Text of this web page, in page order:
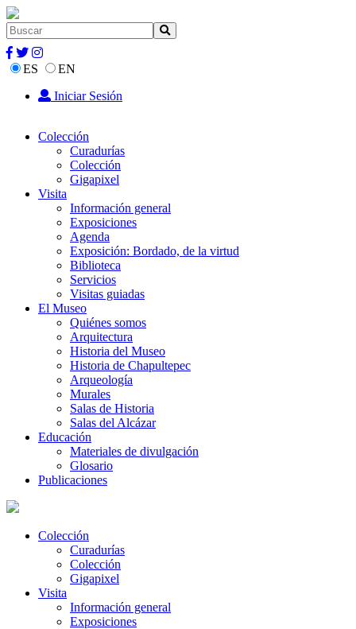
ES
EN
Iniciar Sesión
Colección
Curadurías
Colección
Gigapixel
Visita
Información general
Exposiciones
Agenda
Exposición: Bordado, de la virtud
Biblioteca
Servicios
Visitas guiadas
El Museo
Quiénes somos
Arquitectura
Historia del Museo
Historia de Chapultepec
Arqueología
Murales
Salas de Historia
Salas del Alcázar
Educación
Materiales de divulgación
Glosario
Publicaciones
Colección
Curadurías
Colección
Gigapixel
Visita
Información general
Exposiciones